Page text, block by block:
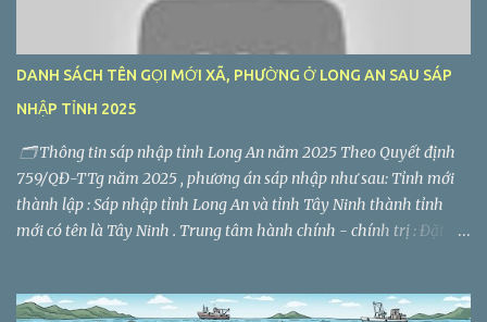
DANH SÁCH TÊN GỌI MỚI XÃ, PHƯỜNG Ở LONG AN SAU SÁP
NHẬP TỈNH 2025
🗂️ Thông tin sáp nhập tỉnh Long An năm 2025 Theo Quyết định
759/QĐ-TTg năm 2025 , phương án sáp nhập như sau: Tỉnh mới
thành lập : Sáp nhập tỉnh Long An và tỉnh Tây Ninh thành tỉnh
mới có tên là Tây Ninh . Trung tâm hành chính - chính trị : Đặt tại
sau sáp nhập : 60 (gồm 56 xã, 4 phường) Giảm từ 186 đơn vị hành